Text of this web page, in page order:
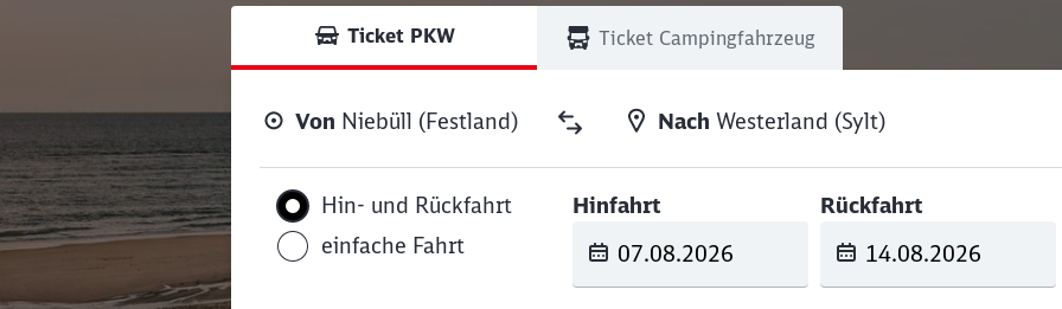
Ticket PKW Ticket Campingfahrzeug
Von Niebüll (Festland) Nach Westerland (Sylt)
Hin- und Rückfahrt
einfache Fahrt
Hinfahrt Rückfahrt